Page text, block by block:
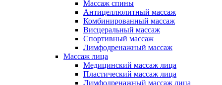
Массаж спины
Антицеллюлитный массаж
Комбинированный массаж
Висцеральный массаж
Спортивный массаж
Лимфодренажный массаж
Массаж лица
Медицинский массаж лица
Пластический массаж лица
Лимфодренажный массаж лица